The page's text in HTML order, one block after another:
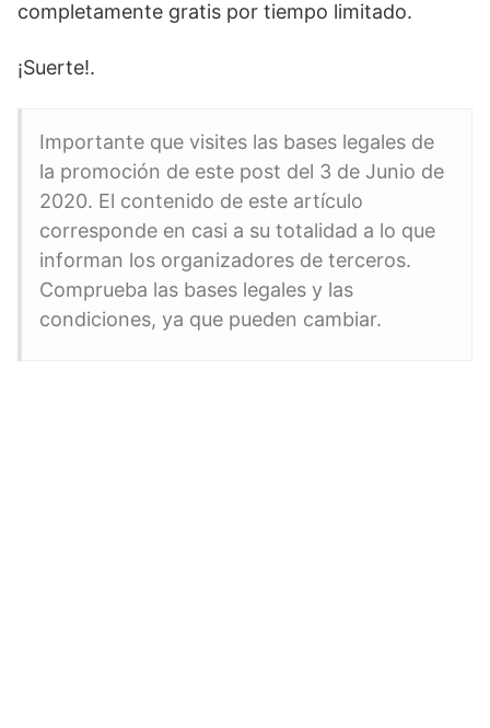
completamente gratis por tiempo limitado.
¡Suerte!.
Importante que visites las bases legales de
la promoción de este post del 3 de Junio de
2020. El contenido de este artículo
corresponde en casi a su totalidad a lo que
informan los organizadores de terceros.
Comprueba las bases legales y las
condiciones, ya que pueden cambiar.